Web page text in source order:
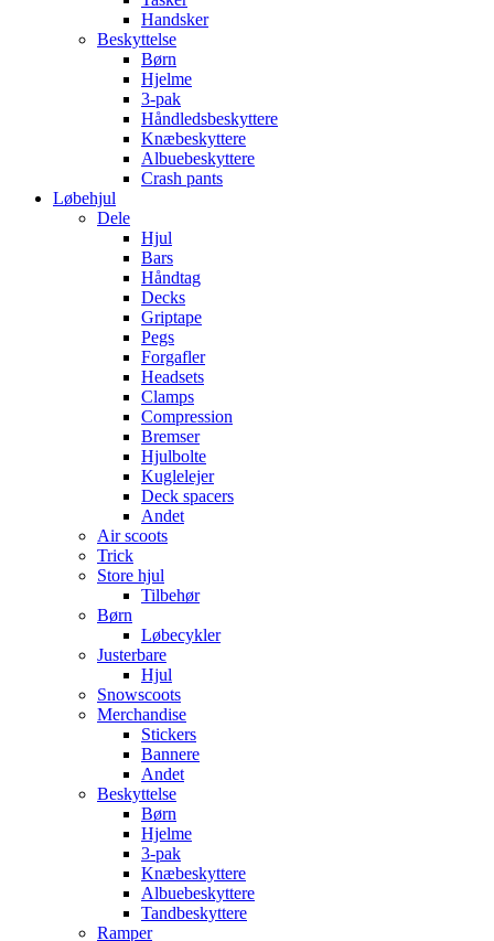
Handsker
Beskyttelse
Børn
Hjelme
3-pak
Håndledsbeskyttere
Knæbeskyttere
Albuebeskyttere
Crash pants
Løbehjul
Dele
Hjul
Bars
Håndtag
Decks
Griptape
Pegs
Forgafler
Headsets
Clamps
Compression
Bremser
Hjulbolte
Kuglelejer
Deck spacers
Andet
Air scoots
Trick
Store hjul
Tilbehør
Børn
Løbecykler
Justerbare
Hjul
Snowscoots
Merchandise
Stickers
Bannere
Andet
Beskyttelse
Børn
Hjelme
3-pak
Knæbeskyttere
Albuebeskyttere
Tandbeskyttere
Ramper